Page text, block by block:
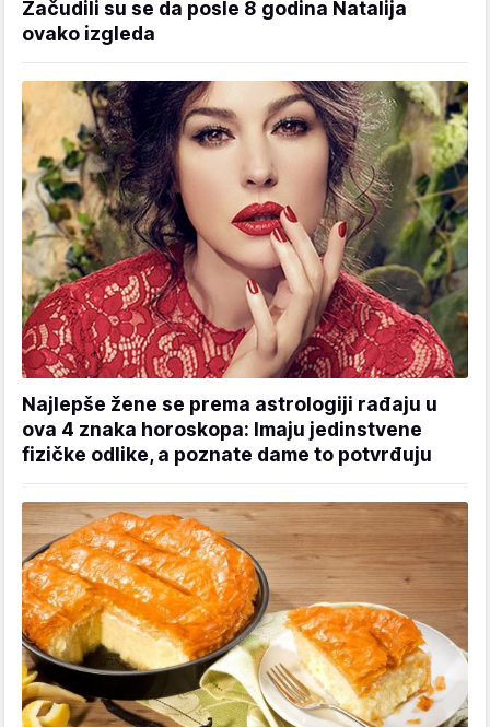
Začudili su se da posle 8 godina Natalija
ovako izgleda
Najlepše žene se prema astrologiji rađaju u
ova 4 znaka horoskopa: Imaju jedinstvene
fizičke odlike, a poznate dame to potvrđuju